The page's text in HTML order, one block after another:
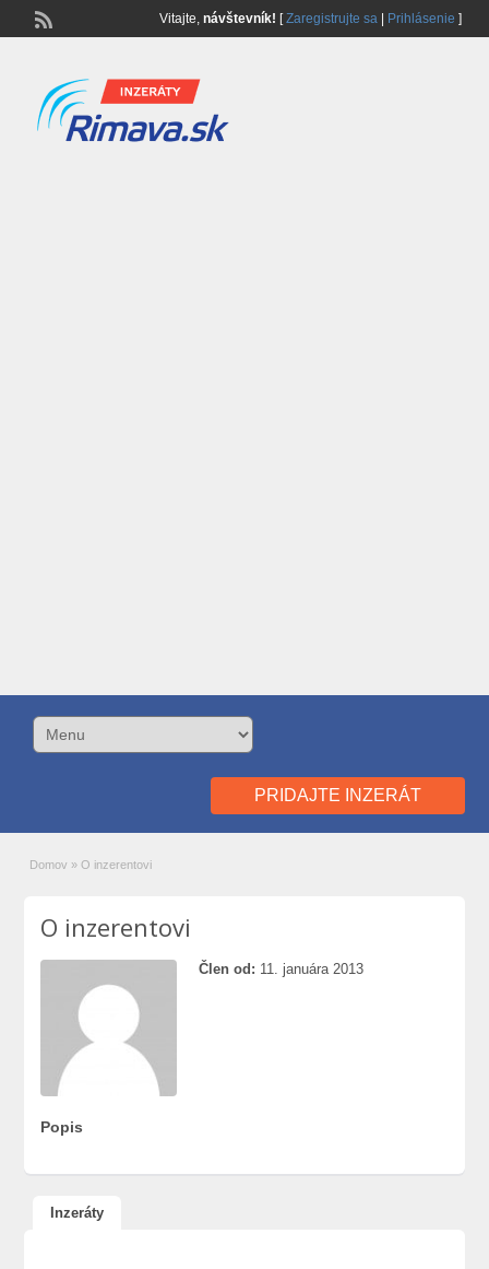
Vitajte, návštevník! [Zaregistrujte sa| Prihlásenie ]
PRIDAJTE INZERÁT
Domov » O inzerentovi
O inzerentovi
Člen od: 11. januára 2013
Popis
Inzeráty